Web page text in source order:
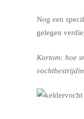
Nog een
gelegen
Kortom: hoe